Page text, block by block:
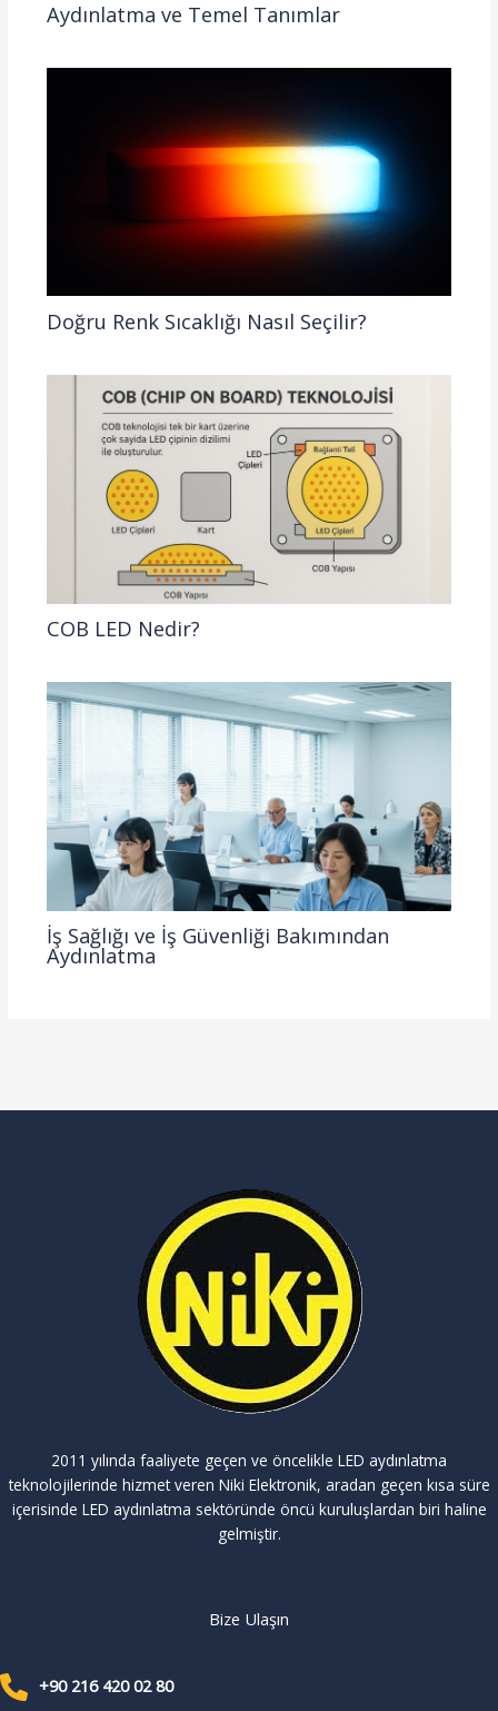
Aydınlatma ve Temel Tanımlar
Doğru Renk Sıcaklığı Nasıl Seçilir?
COB LED Nedir?
İş Sağlığı ve İş Güvenliği Bakımından
Aydınlatma
2011 yılında faaliyete geçen ve öncelikle LED aydınlatma
teknolojilerinde hizmet veren Niki Elektronik, aradan geçen kısa süre
içerisinde LED aydınlatma sektöründe öncü kuruluşlardan biri haline
gelmiştir.
Bize Ulaşın
+90 216 420 02 80